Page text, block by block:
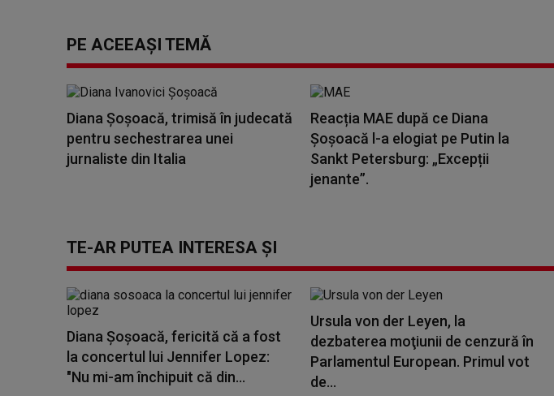
PE ACEEAȘI TEMĂ
Diana Şoşoacă, trimisă în judecată
pentru sechestrarea unei
jurnaliste din Italia
Reacția MAE după ce Diana
Șoșoacă l-a elogiat pe Putin la
Sankt Petersburg: „Excepții
jenante”.
TE-AR PUTEA INTERESA ȘI
Diana Șoșoacă, fericită că a fost
la concertul lui Jennifer Lopez:
"Nu mi-am închipuit că din...
Ursula von der Leyen, la
dezbaterea moţiunii de cenzură în
Parlamentul European. Primul vot
de...